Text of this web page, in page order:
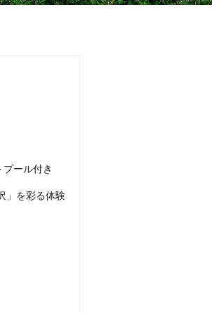
ール付き
」を彩る体験